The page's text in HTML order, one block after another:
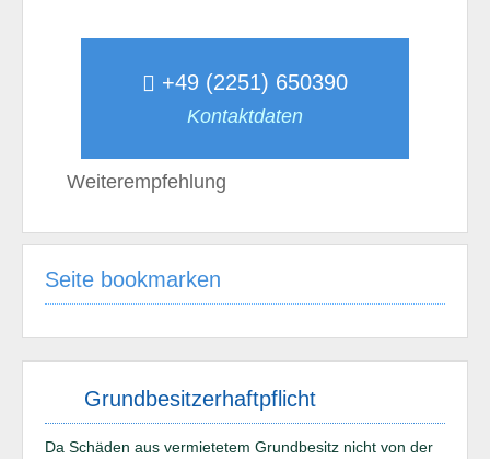
+49 (2251) 650390
Kontaktdaten
Weiterempfehlung
Seite bookmarken
Grundbesitzerhaftpflicht
Da Schäden aus vermietetem Grundbesitz nicht von der